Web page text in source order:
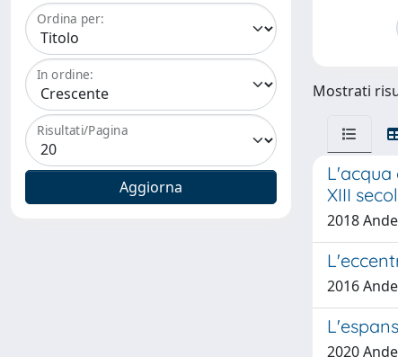
Ordina per:
In ordine:
Risultati/Pagina
Mostrati
L'acqua
XIII
2018
2016
2020